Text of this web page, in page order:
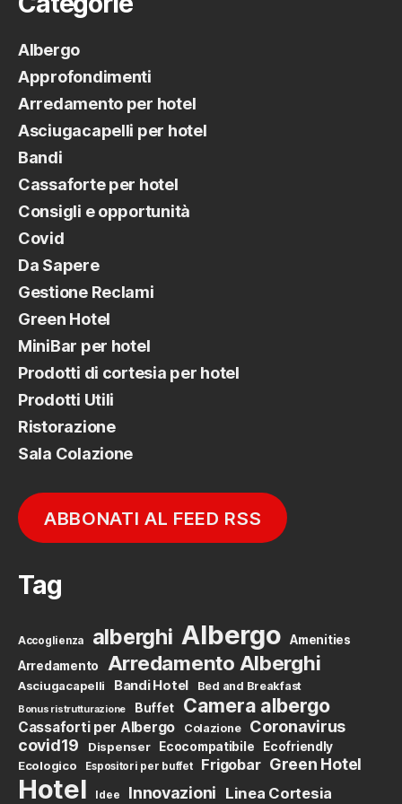
Albergo
Approfondimenti
Arredamento per hotel
Asciugacapelli per hotel
Bandi
Cassaforte per hotel
Consigli e opportunità
Covid
Da Sapere
Gestione Reclami
Green Hotel
MiniBar per hotel
Prodotti di cortesia per hotel
Prodotti Utili
Ristorazione
Sala Colazione
ABBONATI AL FEED RSS
Tag
Accoglienza alberghi Albergo
Amenities
Arredamento
Arredamento Alberghi
Asciugacapelli Bandi Hotel Bed and Breakfast
Bonus ristrutturazione Buffet Camera albergo
Cassaforti per Albergo Colazione
Coronavirus
covid19
Dispenser Ecocompatibile
Ecofriendly
Ecologico
Espositori per buffet Frigobar Green Hotel
Hotel Idee Innovazioni Linea Cortesia